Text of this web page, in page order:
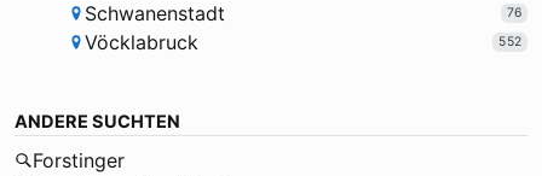
Schwanenstadt 76
Vöcklabruck 552
ANDERE SUCHTEN
Forstinger